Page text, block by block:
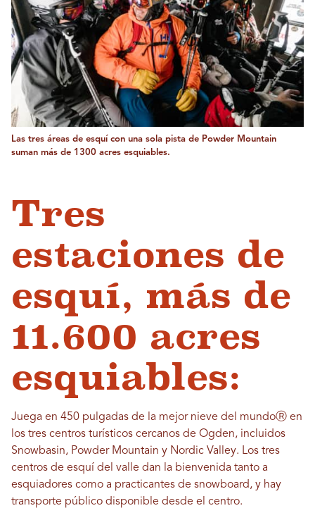
Las tres áreas de esquí con una sola pista de Powder Mountain
suman más de 1300 acres esquiables.
Tres
estaciones de
esquí, más de
11.600 acres
esquiables:
Juega en 450 pulgadas de la mejor nieve del mundoⓇ en
los tres centros turísticos cercanos de Ogden, incluidos
Snowbasin, Powder Mountain y Nordic Valley. Los tres
centros de esquí del valle dan la bienvenida tanto a
esquiadores como a practicantes de snowboard, y hay
transporte público disponible desde el centro.